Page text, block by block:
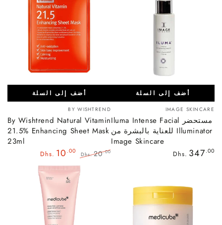
بائع:
IMAGE SKINCARE
مستحضر Iluma Intense Facial
Illuminator للعناية بالبشرة من
Image Skincare
Dhs. 347.00
أضف إلى السلة
بائع:
BY WISHTREND
By Wishtrend Natural Vitamin
21.5% Enhancing Sheet Mask
23ml
Dhs. 20.00
سعر
البيع
Dhs. 10 .00
أضف إلى السلة